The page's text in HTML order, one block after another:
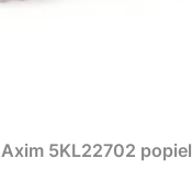
5KL22702 popiel